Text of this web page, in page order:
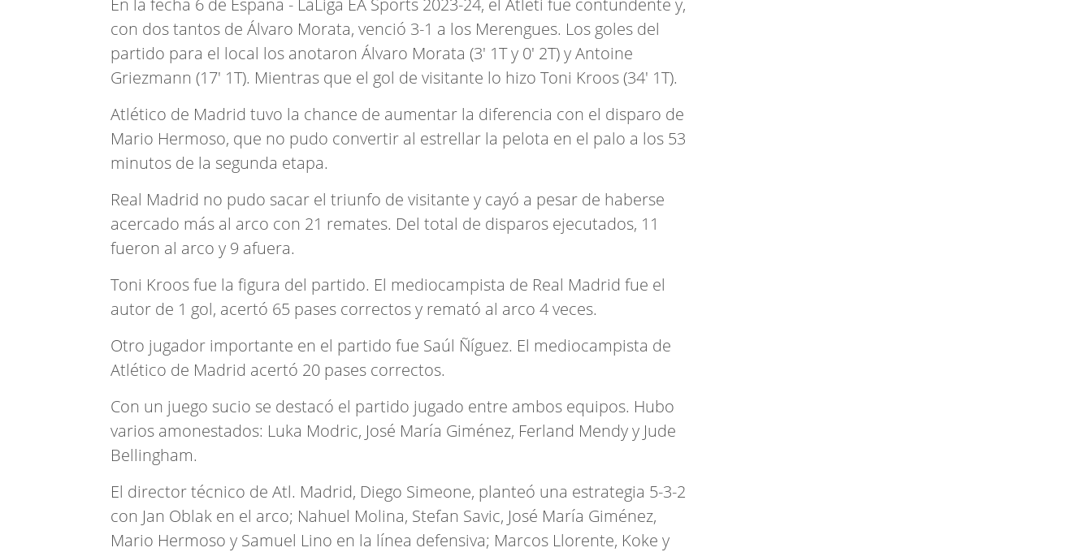
con dos tantos de Álvaro Morata, venció 3-1 a los Merengues. Los goles del
partido para el local los anotaron Álvaro Morata (3' 1T y 0' 2T) y Antoine
Griezmann (17' 1T). Mientras que el gol de visitante lo hizo Toni Kroos (34' 1T).
Atlético de Madrid tuvo la chance de aumentar la diferencia con el disparo de
Mario Hermoso, que no pudo convertir al estrellar la pelota en el palo a los 53
minutos de la segunda etapa.
Real Madrid no pudo sacar el triunfo de visitante y cayó a pesar de haberse
acercado más al arco con 21 remates. Del total de disparos ejecutados, 11
fueron al arco y 9 afuera.
Toni Kroos fue la figura del partido. El mediocampista de Real Madrid fue el
autor de 1 gol, acertó 65 pases correctos y remató al arco 4 veces.
Otro jugador importante en el partido fue Saúl Ñíguez. El mediocampista de
Atlético de Madrid acertó 20 pases correctos.
Con un juego sucio se destacó el partido jugado entre ambos equipos. Hubo
varios amonestados: Luka Modric, José María Giménez, Ferland Mendy y Jude
Bellingham.
El director técnico de Atl. Madrid, Diego Simeone, planteó una estrategia 5-3-2
con Jan Oblak en el arco; Nahuel Molina, Stefan Savic, José María Giménez,
Mario Hermoso y Samuel Lino en la línea defensiva; Marcos Llorente, Koke y